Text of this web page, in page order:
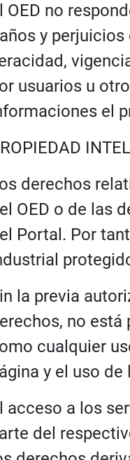
OED no
y
usuarios u
el
derechos
OED o de las
Portal. Por
la previa
no está
cualquier
y el uso
acceso a los
del